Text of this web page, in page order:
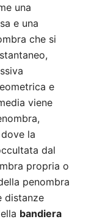
una
e una
che si
e
viene
la
dal
propria o
penombra
distanze
bandiera